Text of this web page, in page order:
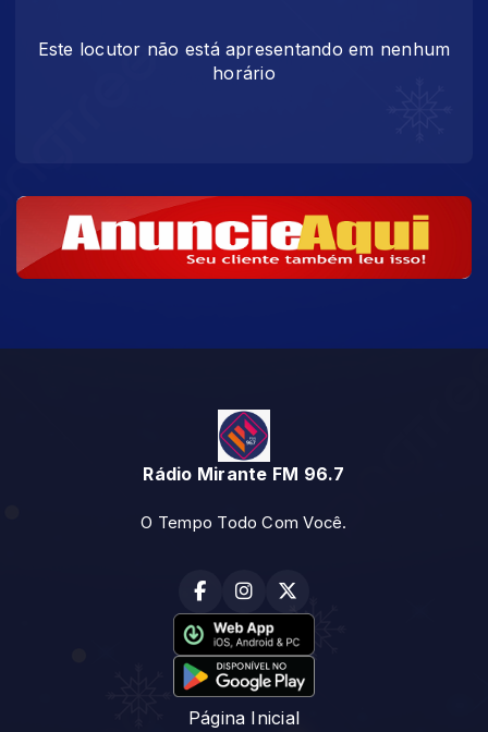
Este locutor não está apresentando em nenhum
horário
Rádio Mirante FM 96.7
O Tempo Todo Com Você.
Página Inicial